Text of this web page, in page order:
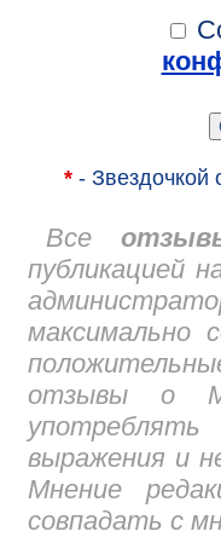
*- Звездочкой
Все
публикацией
максимально
отзывы о
выражения и
Мнение
совпадать с